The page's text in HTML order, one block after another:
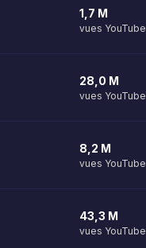
1,7 M
vues YouTube
28,0 M
vues YouTube
8,2 M
vues YouTube
43,3 M
vues YouTube